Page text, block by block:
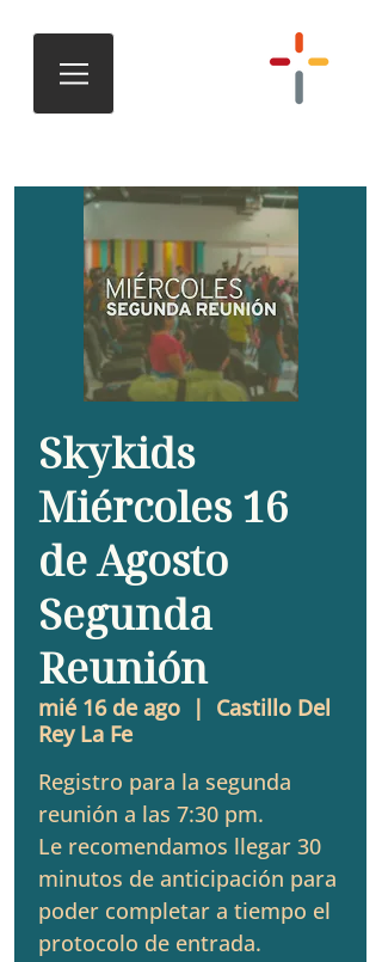
Skykids
Miércoles 16
de Agosto
Segunda
Reunión
mié 16 de ago
  |
Castillo Del
Rey La Fe
Registro para la segunda
reunión a las 7:30 pm.
Le recomendamos llegar 30
minutos de anticipación para
poder completar a tiempo el
protocolo de entrada.